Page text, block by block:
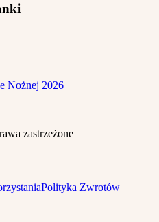
Nożnej 2026
zastrzeżone
Polityka Zwrotów